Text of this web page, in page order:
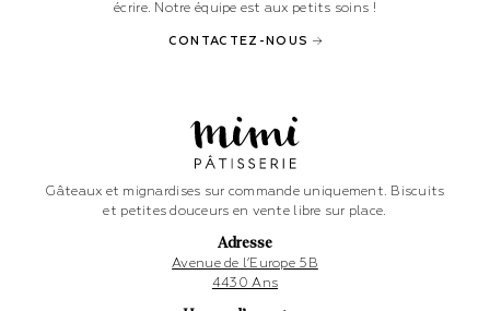
Gâteaux et mignardises sur commande uniquement. Biscuits
et petites douceurs en vente libre sur place.
Adresse
Avenue de l’Europe 5B
4430 Ans
écrire. Notre équipe est aux petits soins !
CONTACTEZ-NOUS